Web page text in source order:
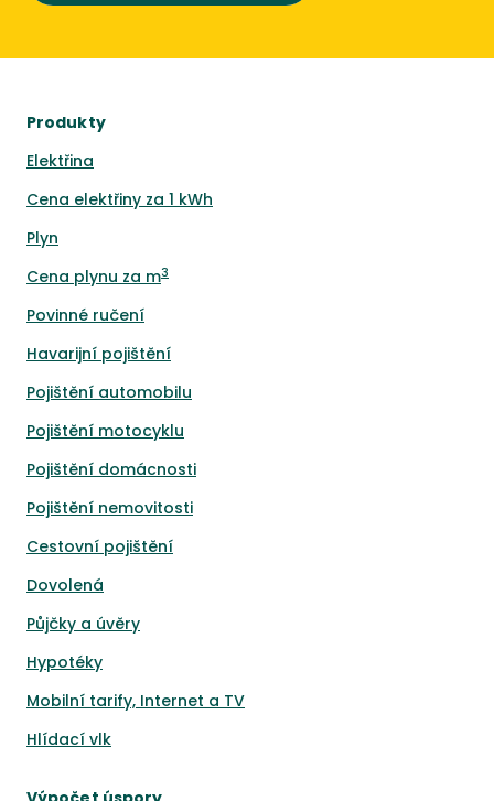
Produkty
Elektřina
Cena elektřiny za 1 kWh
Plyn
Cena plynu za m3
Povinné ručení
Havarijní pojištění
Pojištění automobilu
Pojištění motocyklu
Pojištění domácnosti
Pojištění nemovitosti
Cestovní pojištění
Dovolená
Půjčky a úvěry
Hypotéky
Mobilní tarify, Internet a TV
Hlídací vlk